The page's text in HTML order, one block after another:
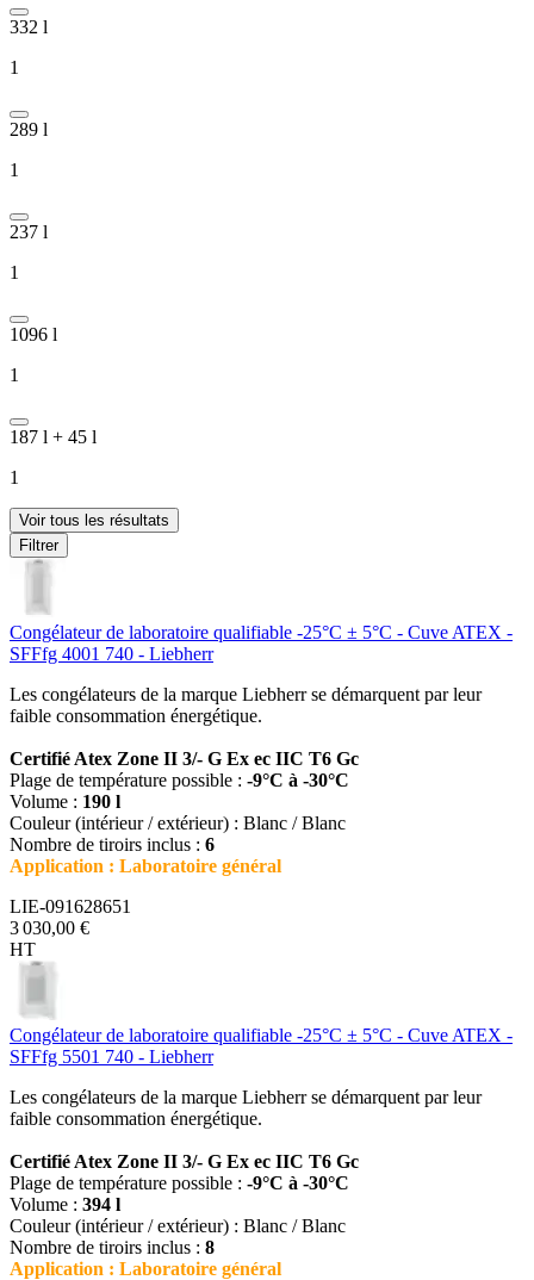
332 l
1
289 l
1
237 l
1
1096 l
1
187 l + 45 l
1
Voir tous les résultats
Filtrer
Congélateur de laboratoire qualifiable -25°C ± 5°C - Cuve ATEX -
SFFfg 4001 740 - Liebherr
Les congélateurs de la marque Liebherr se démarquent par leur
faible consommation énergétique.
Certifié Atex Zone II 3/- G Ex ec IIC T6 Gc
Plage de température possible : -9°C à -30°C
Volume : 190 l
Couleur (intérieur / extérieur) : Blanc / Blanc
Nombre de tiroirs inclus : 6
Application : Laboratoire général
LIE-091628651
3 030,00 €
HT
Congélateur de laboratoire qualifiable -25°C ± 5°C - Cuve ATEX -
SFFfg 5501 740 - Liebherr
Les congélateurs de la marque Liebherr se démarquent par leur
faible consommation énergétique.
Certifié Atex Zone II 3/- G Ex ec IIC T6 Gc
Plage de température possible : -9°C à -30°C
Volume : 394 l
Couleur (intérieur / extérieur) : Blanc / Blanc
Nombre de tiroirs inclus : 8
Application : Laboratoire général